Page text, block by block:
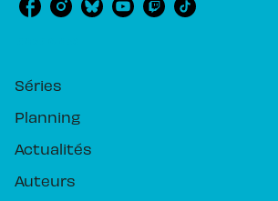
Séries
Planning
Actualités
Auteurs